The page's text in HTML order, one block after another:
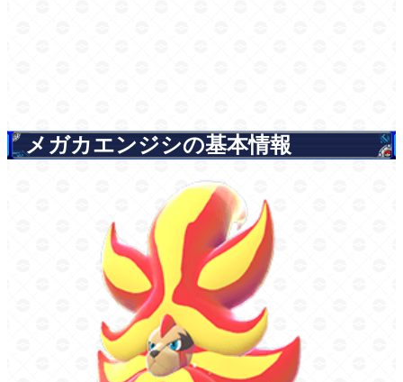
メガカエンジシの基本情報